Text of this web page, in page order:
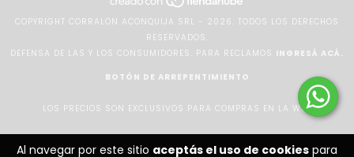
Al navegar por este sitio aceptás el uso de cookies para
COPYRIGHT CORRALON ACONQUIJA SRL - 2026. TODOS LOS DERECHOS
RESERVADOS.
DEFENSA DE LAS Y LOS CONSUMIDORES. PARA RECLAMOS INGRESÁ ACÁ.
BOTÓN DE ARREPENTIMIENTO
LOS PRECIOS SON EXCLUSIVOS PARA COMPRAS EN LA WEB